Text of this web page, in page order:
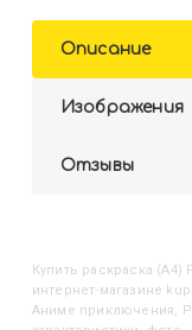
Описание
Изображения
Отзывы
Купить Раскраска
интернет-магазине
Аниме приключения,